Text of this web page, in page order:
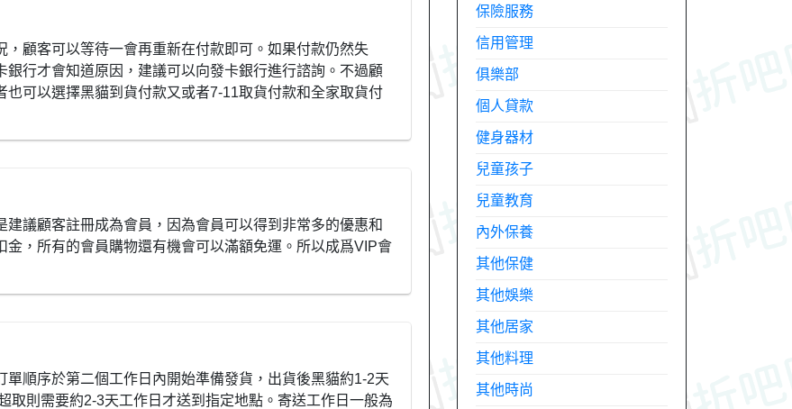
顧客可以等待一會再重新在付款即可。如果付款仍然失
行才會知道原因，建議可以向發卡銀行進行諮詢。不過顧
可以選擇黑貓到貨付款又或者7-11取貨付款和全家取貨付
議顧客註冊成為會員，因為會員可以得到非常多的優惠和
，所有的會員購物還有機會可以滿額免運。所以成爲VIP會
順序於第二個工作日內開始準備發貨，出貨後黑貓約1-2天
取則需要約2-3天工作日才送到指定地點。寄送工作日一般為
保險服務
信用管理
俱樂部
個人貸款
健身器材
兒童孩子
兒童教育
內外保養
其他保健
其他娛樂
其他居家
其他料理
其他時尚